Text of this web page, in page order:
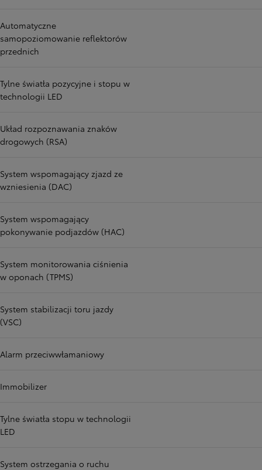
Automatyczne
samopoziomowanie reflektorów
przednich
Tylne światła pozycyjne i stopu w
technologii LED
Układ rozpoznawania znaków
drogowych (RSA)
System wspomagający zjazd ze
wzniesienia (DAC)
System wspomagający
pokonywanie podjazdów (HAC)
System monitorowania ciśnienia
w oponach (TPMS)
System stabilizacji toru jazdy
(VSC)
Alarm przeciwwłamaniowy
Immobilizer
Tylne światła stopu w technologii
LED
System ostrzegania o ruchu